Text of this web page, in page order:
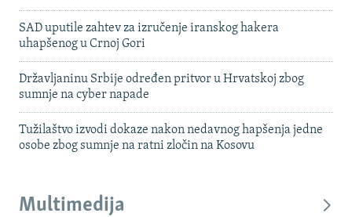
SAD uputile zahtev za izručenje iranskog hakera
uhapšenog u Crnoj Gori
Državljaninu Srbije određen pritvor u Hrvatskoj zbog
sumnje na cyber napade
Tužilaštvo izvodi dokaze nakon nedavnog hapšenja jedne
osobe zbog sumnje na ratni zločin na Kosovu
Multimedija